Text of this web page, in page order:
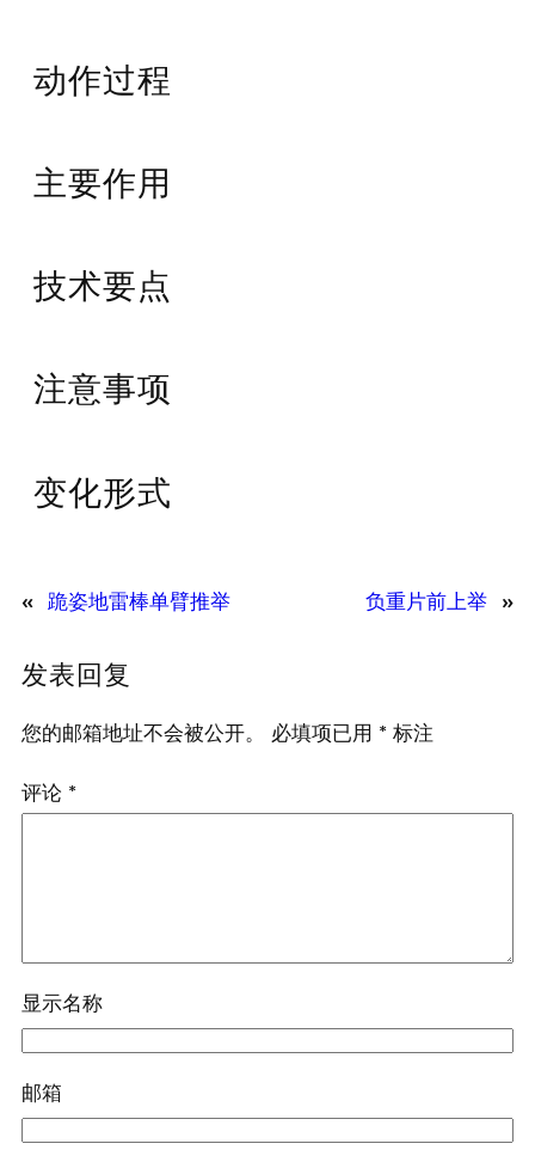
动作过程
主要作用
技术要点
注意事项
变化形式
« 跪姿地雷棒单臂推举 负重片前上举 »
发表回复
您的邮箱地址不会被公开。 必填项已用 * 标注
评论 *
显示名称
邮箱